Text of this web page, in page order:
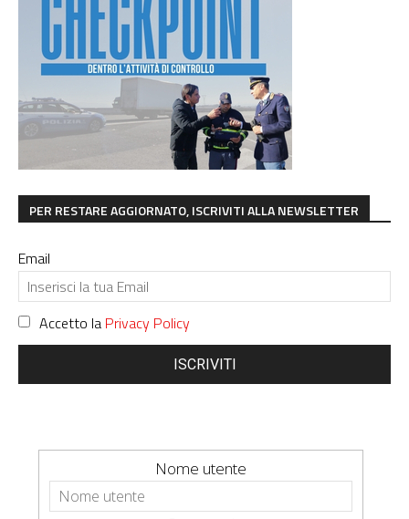
PER RESTARE AGGIORNATO, ISCRIVITI ALLA NEWSLETTER
Email
Accetto la Privacy Policy
ISCRIVITI
Nome utente